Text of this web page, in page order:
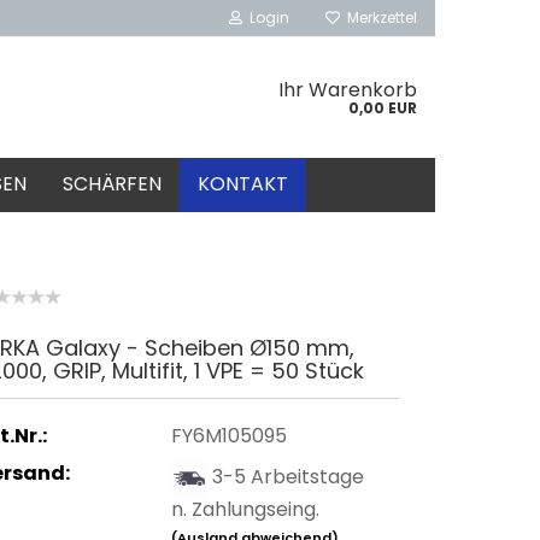
Login Merkzettel
Ihr Warenkorb
0,00 EUR
SCHÄRFEN KONTAKT
Galaxy - Scheiben Ø150 mm,
GRIP, Multifit, 1 VPE = 50 Stück
FY6M105095
3-5 Arbeitstage
n. Zahlungseing.